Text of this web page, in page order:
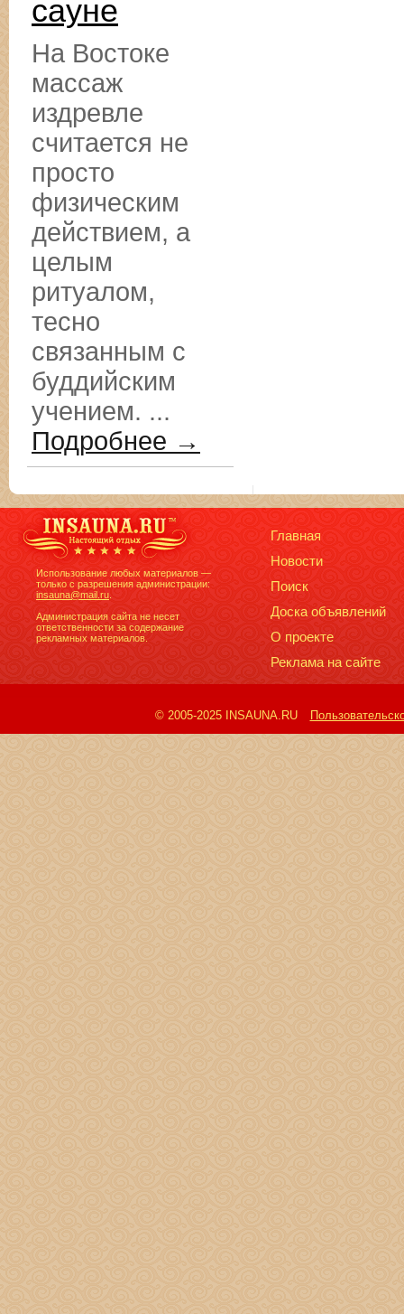
сауне
На Востоке
массаж
издревле
считается не
просто
физическим
действием, а
целым
ритуалом,
тесно
связанным с
буддийским
учением. ...
Подробнее →
Использование любых материалов —
только с разрешения администрации:
insauna@mail.ru
Администрация сайта не несет
ответственности за содержание
рекламных материалов.
Главная
Новости
Поиск
Доска объявлений
О проекте
Реклама на сайте
© 2005-2025 INSAUNA.RU